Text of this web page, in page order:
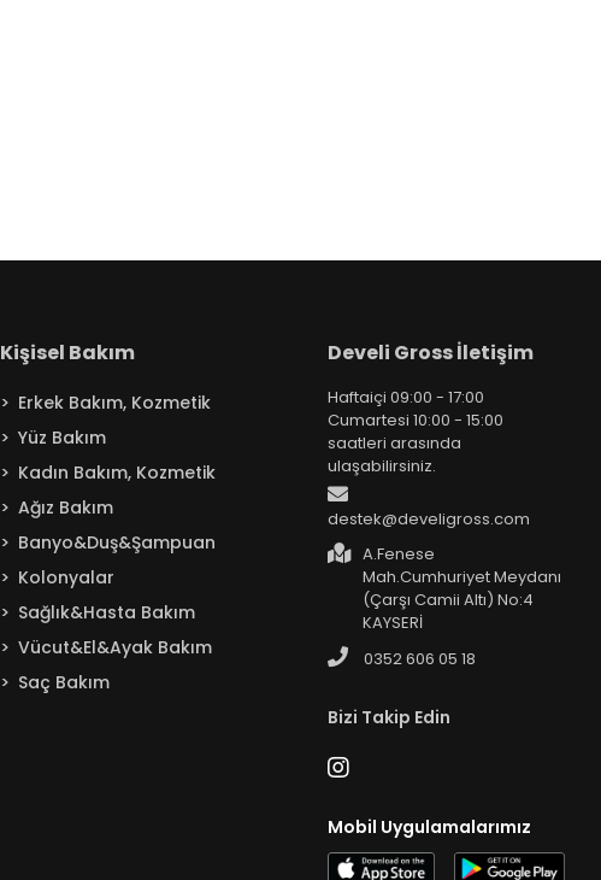
Kişisel Bakım
Erkek Bakım, Kozmetik
Yüz Bakım
Kadın Bakım, Kozmetik
Ağız Bakım
Banyo&Duş&Şampuan
Kolonyalar
Sağlık&Hasta Bakım
Vücut&El&Ayak Bakım
Saç Bakım
Develi Gross İletişim
Haftaiçi 09:00 - 17:00
Cumartesi 10:00 - 15:00
saatleri arasında
ulaşabilirsiniz.
destek@develigross.com
A.Fenese
Mah.Cumhuriyet Meydanı
(Çarşı Camii Altı) No:4
KAYSERİ
0352 606 05 18
Bizi Takip Edin
Mobil Uygulamalarımız